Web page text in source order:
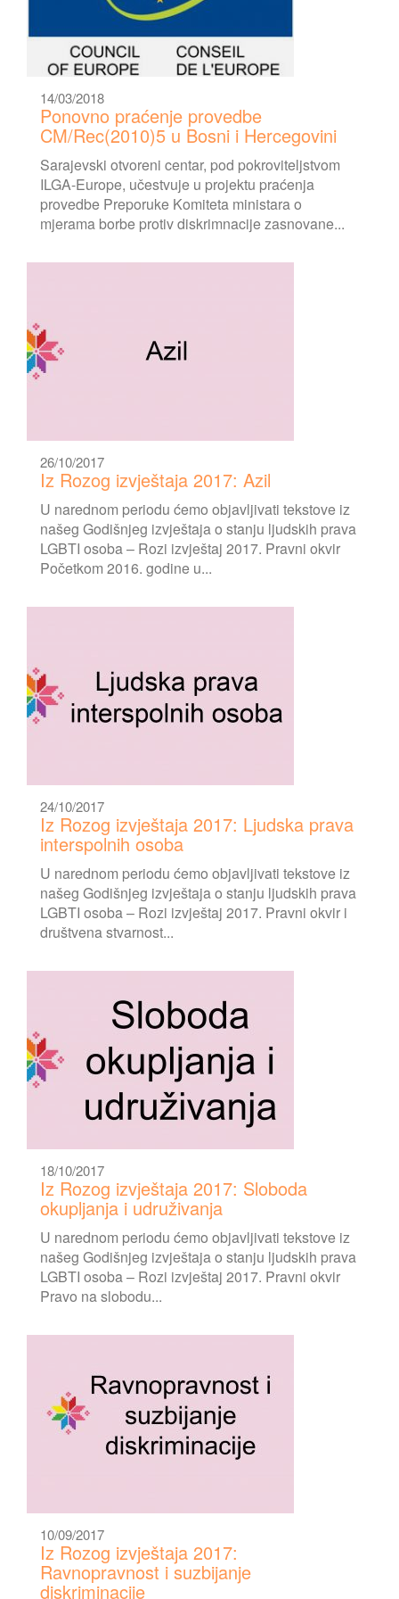
14/03/2018
Ponovno praćenje provedbe
CM/Rec(2010)5 u Bosni i Hercegovini
Sarajevski otvoreni centar, pod pokroviteljstvom
ILGA-Europe, učestvuje u projektu praćenja
provedbe Preporuke Komiteta ministara o
mjerama borbe protiv diskrimnacije zasnovane...
26/10/2017
Iz Rozog izvještaja 2017: Azil
U narednom periodu ćemo objavljivati tekstove iz
našeg Godišnjeg izvještaja o stanju ljudskih prava
LGBTI osoba – Rozi izvještaj 2017. Pravni okvir
Početkom 2016. godine u...
24/10/2017
Iz Rozog izvještaja 2017: Ljudska prava
interspolnih osoba
U narednom periodu ćemo objavljivati tekstove iz
našeg Godišnjeg izvještaja o stanju ljudskih prava
LGBTI osoba – Rozi izvještaj 2017. Pravni okvir i
društvena stvarnost...
18/10/2017
Iz Rozog izvještaja 2017: Sloboda
okupljanja i udruživanja
U narednom periodu ćemo objavljivati tekstove iz
našeg Godišnjeg izvještaja o stanju ljudskih prava
LGBTI osoba – Rozi izvještaj 2017. Pravni okvir
Pravo na slobodu...
10/09/2017
Iz Rozog izvještaja 2017:
Ravnopravnost i suzbijanje
diskriminacije